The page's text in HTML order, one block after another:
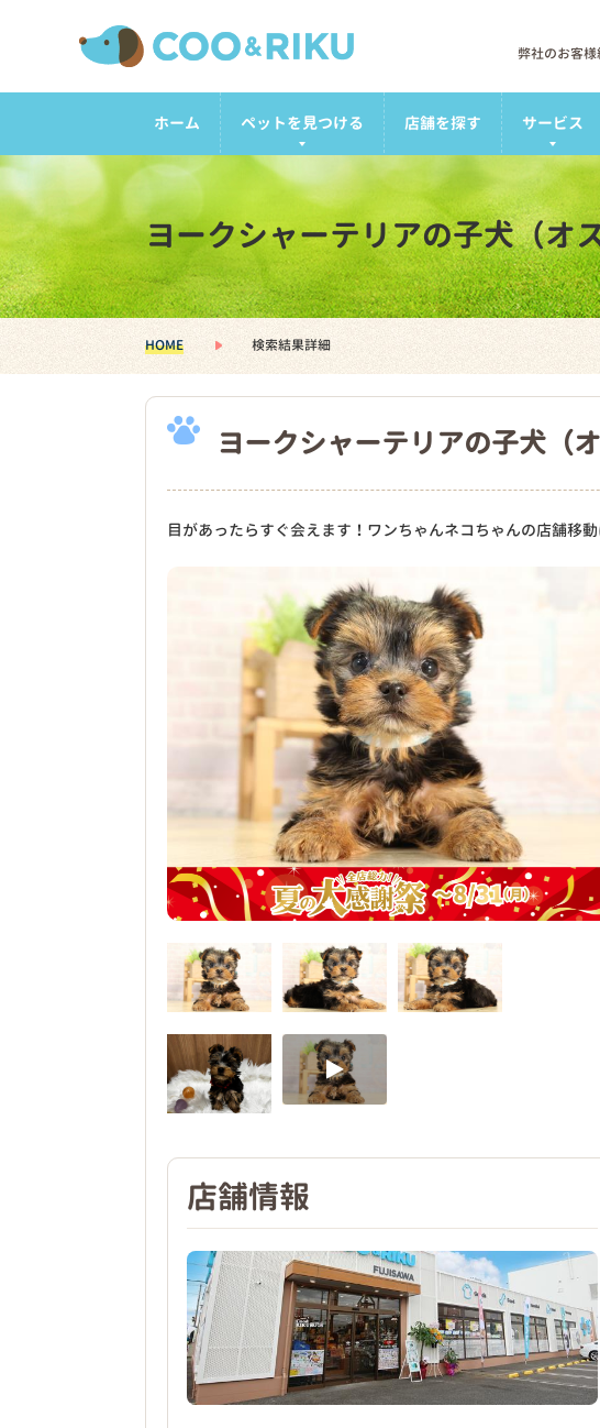
弊社のお客様
ホーム ペットを見つける 店舗を探す サービス
ヨークシャーテリアの子犬（
HOME 検索結果詳細
ヨークシャーテリアの子犬（
目があったらすぐ会えます！ワンちゃんネコちゃんの店舗移
店舗情報